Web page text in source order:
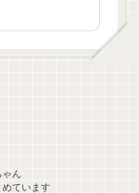
ん
ています